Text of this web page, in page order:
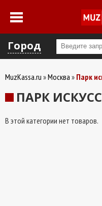
Город
MuzKassa.ru Москва Парк
ПАРК
В этой категории нет товаров.